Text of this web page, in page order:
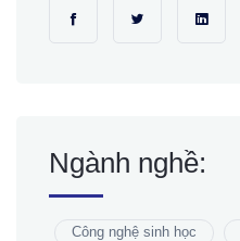
Ngành nghề:
Công nghệ sinh học